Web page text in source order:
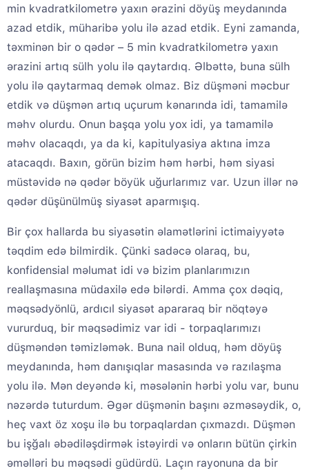
min kvadratkilometrə yaxın ərazini döyüş meydanında
azad etdik, müharibə yolu ilə azad etdik. Eyni zamanda,
təxminən bir o qədər – 5 min kvadratkilometrə yaxın
ərazini artıq sülh yolu ilə qaytardıq. Əlbəttə, buna sülh
yolu ilə qaytarmaq demək olmaz. Biz düşməni məcbur
etdik və düşmən artıq uçurum kənarında idi, tamamilə
məhv olurdu. Onun başqa yolu yox idi, ya tamamilə
məhv olacaqdı, ya da ki, kapitulyasiya aktına imza
atacaqdı. Baxın, görün bizim həm hərbi, həm siyasi
müstəvidə nə qədər böyük uğurlarımız var. Uzun illər nə
qədər düşünülmüş siyasət aparmışıq.
Bir çox hallarda bu siyasətin əlamətlərini ictimaiyyətə
təqdim edə bilmirdik. Çünki sadəcə olaraq, bu,
konfidensial məlumat idi və bizim planlarımızın
reallaşmasına müdaxilə edə bilərdi. Amma çox dəqiq,
məqsədyönlü, ardıcıl siyasət apararaq bir nöqtəyə
vururduq, bir məqsədimiz var idi - torpaqlarımızı
düşməndən təmizləmək. Buna nail olduq, həm döyüş
meydanında, həm danışıqlar masasında və razılaşma
yolu ilə. Mən deyəndə ki, məsələnin hərbi yolu var, bunu
nəzərdə tuturdum. Əgər düşmənin başını əzməsəydik, o,
heç vaxt öz xoşu ilə bu torpaqlardan çıxmazdı. Düşmən
bu işğalı əbədiləşdirmək istəyirdi və onların bütün çirkin
əməlləri bu məqsədi güdürdü. Laçın rayonuna da bir